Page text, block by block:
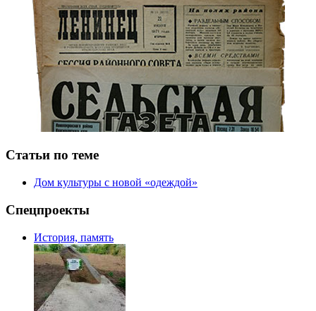
Статьи по теме
Дом культуры с новой «одеждой»
Спецпроекты
История, память